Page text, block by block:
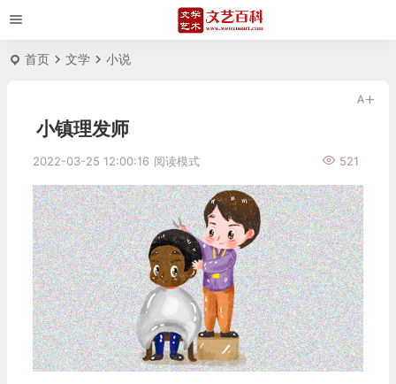
首页 文学 小说
小镇理发师
2022-03-25 12:00:16 521
阅读模式